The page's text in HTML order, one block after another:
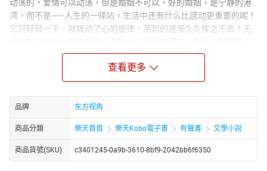
动荡的。爱情可以动荡，但是婚姻不可以。好的婚姻，是宁静的港
湾，而不是——人生的一驿站。生活中还有什么比感动更重要的呢！
它只轻轻一下，就拨动了心的旋律，荡起的涟漪久久挥之不去！无
音，是岁月老人无法带去、死亡之神无法摧毁的最深最美最真的
情！爱，不是肉体的欢畅，不是精神的绽放，它是一场灵魂的朝
圣。所以，请不要，不要轻言爱，那是你所承受不起的。
作者简介：
林夕，著名作家，吉林省人，现居大连。毕业于东北师范大学，做
过教师、记者，现专职写作。《读者》、《家庭》等杂志签约作
家，已出版作品一百万字。已出版作品：一、长篇小说：《爱情不
在服务区》《暗箱》； 二、散文集：《给生命一个出口》《上午的
查看更多
品牌 东方视角
商品分類 樂天首頁 樂天Kobo電子書 有聲書 文學小說
商品貨號(SKU) c3401245-0a9b-3610-8bf9-2042bb6f6350